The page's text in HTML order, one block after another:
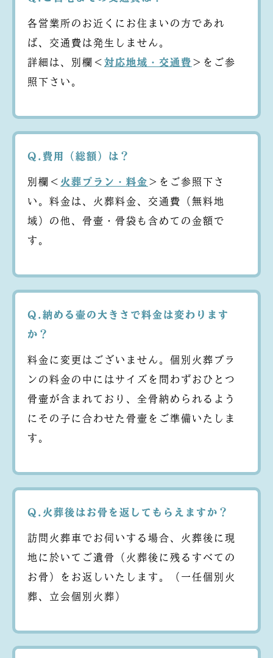
各営業所のお近くにお住まいの方であれ
ば、交通費は発生しません。
詳細は、別欄＜ 対応地域・交通費 ＞をご参
照下さい。
Q.費用（総額）は？
別欄＜ 火葬プラン・料金 ＞をご参照下さ
い。料金は、火葬料金、交通費（無料地
域）の他、骨壷・骨袋も含めての金額で
す。
Q.納める壷の大きさで料金は変わります
か？
料金に変更はございません。個別火葬プラ
ンの料金の中にはサイズを問わずおひとつ
骨壷が含まれており、全骨納められるよう
にその子に合わせた骨壷をご準備いたしま
す。
Q.火葬後はお骨を返してもらえますか？
訪問火葬車でお伺いする場合、火葬後に現
地に於いてご遺骨（火葬後に残るすべての
お骨）をお返しいたします。（一任個別火
葬、立会個別火葬）